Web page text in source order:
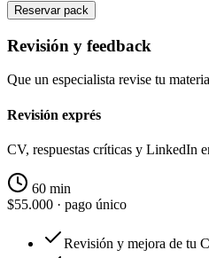
Reservar pack
Revisión y feedback
Que un especialista revise tu
Revisión exprés
CV, respuestas críticas y LinkedIn
60 min
$55.000 · pago único
Revisión y mejora de tu